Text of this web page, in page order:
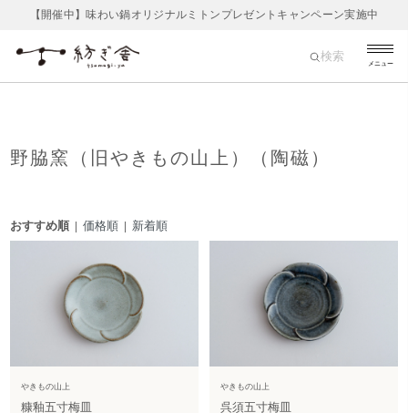
【開催中】味わい鍋オリジナルミトンプレゼントキャンペーン実施中
メニュー
検索
野脇窯（旧やきもの山上）（陶磁）
おすすめ順 |価格順 | 新着順
やきもの山上
糠釉五寸梅皿
やきもの山上
呉須五寸梅皿